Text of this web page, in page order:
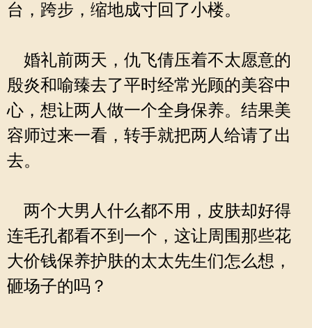
台，跨步，缩地成寸回了小楼。
婚礼前两天，仇飞倩压着不太愿意的
殷炎和喻臻去了平时经常光顾的美容中
心，想让两人做一个全身保养。结果美
容师过来一看，转手就把两人给请了出
去。
两个大男人什么都不用，皮肤却好得
连毛孔都看不到一个，这让周围那些花
大价钱保养护肤的太太先生们怎么想，
砸场子的吗？